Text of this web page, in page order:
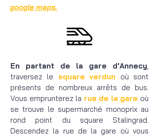
google maps.
En partant de la gare d'Annecy,
traversez le square verdun où sont
présents de nombreux arrêts de bus.
Vous emprunterez la rue de la gare où
se trouve le supermarché monoprix au
rond point du square Stalingrad.
Descendez la rue de la gare où vous